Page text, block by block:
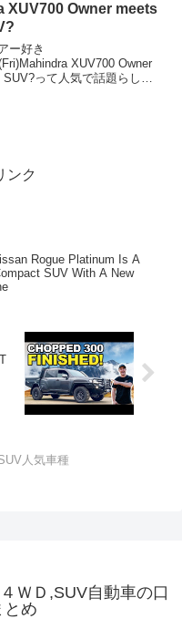
XUV700 Owner meets
ー好き
XUV700 Owner
って人気で話題らしい
ンク
Rogue Platinum Is A
SUV With A New
人気車種
ＷＤ,SUV自動車の口
とめ